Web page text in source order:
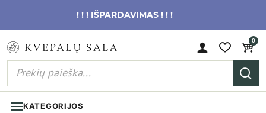
! ! ! IŠPARDAVIMAS ! ! !
0
KATEGORIJOS